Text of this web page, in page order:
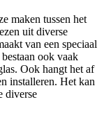
maken tussen het
uit diverse
van een speciaal
ook vaak
Ook hangt het af
installeren. Het kan
diverse